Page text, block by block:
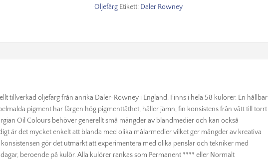
mängd
Oljefärg Etikett: Daler Rowney
tillverkad oljefärg från anrika Daler-Rowney i England. Finns i hela 58 kulörer. En hållbar
pigment har färgen hög pigmenttäthet, håller jämn, fin konsistens från vått till torrt
Oil Colours behöver generellt små mängder av blandmedier och kan också
är det mycket enkelt att blanda med olika målarmedier vilket ger mängder av kreativa
gör det utmärkt att experimentera med olika penslar och tekniker med
beroende på kulör. Alla kulörer rankas som Permanent **** eller Normalt